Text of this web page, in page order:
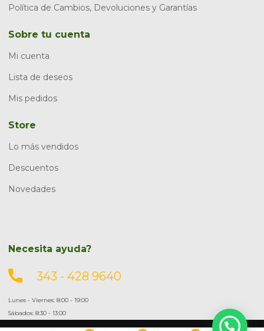
Política de Cambios, Devoluciones y Garantías
Sobre tu cuenta
Mi cuenta
Lista de deseos
Mis pedidos
Store
Lo más vendidos
Descuentos
Novedades
Necesita ayuda?
343 - 428 9640
Lunes - Viernes: 8:00 - 19:00
Sábados: 8:30 - 13:00